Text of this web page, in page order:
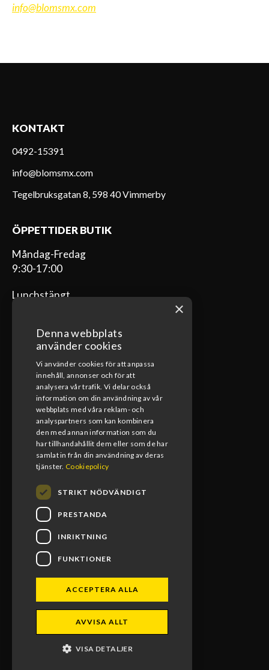
info@blomsmx.com
KONTAKT
0492-15391
info@blomsmx.com
Tegelbruksgatan 8, 598 40 Vimmerby
ÖPPETTIDER BUTIK
Måndag-Fredag
9:30-17:00
Lunchstängt
ÖPPETTIDER VERKSTAD
Måndag-Fredag
08:00-17:00
Lunchstängt
12:00-13:00
×
Denna webbplats
använder cookies
Vi använder cookies för att anpassa
innehåll, annonser och för att
analysera vår trafik. Vi delar också
information om din användning av vår
webbplats med våra reklam- och
analyspartners som kan kombinera
den med annan information som du
har tillhandahållit dem eller som de har
samlat in från din användning av deras
tjänster. Cookiepolicy
STRIKT NÖDVÄNDIGT
PRESTANDA
INRIKTNING
FUNKTIONER
ACCEPTERA ALLA
AVVISA ALLT
VISA DETALJER